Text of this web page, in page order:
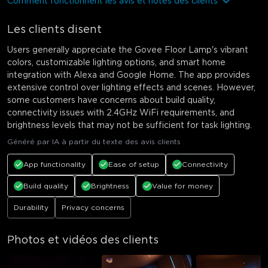
Les clients disent
Users generally appreciate the Govee Floor Lamp's vibrant
colors, customizable lighting options, and smart home
integration with Alexa and Google Home. The app provides
extensive control over lighting effects and scenes. However,
some customers have concerns about build quality,
connectivity issues with 2.4GHz WiFi requirements, and
brightness levels that may not be sufficient for task lighting.
Généré par IA à partir du texte des avis clients
App functionality Ease of setup Connectivity
Build quality Brightness Value for money
Durability Privacy concerns
Photos et vidéos des clients